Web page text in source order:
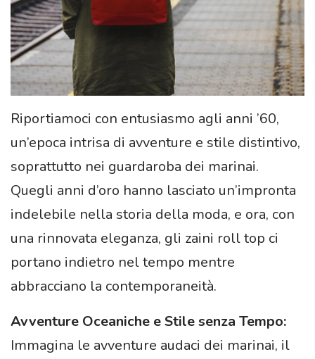
Riportiamoci con entusiasmo agli anni ’60,
un’epoca intrisa di avventure e stile distintivo,
soprattutto nei guardaroba dei marinai.
Quegli anni d’oro hanno lasciato un’impronta
indelebile nella storia della moda, e ora, con
una rinnovata eleganza, gli zaini roll top ci
portano indietro nel tempo mentre
abbracciano la contemporaneità.
Avventure Oceaniche e Stile senza Tempo:
Immagina le avventure audaci dei marinai, il